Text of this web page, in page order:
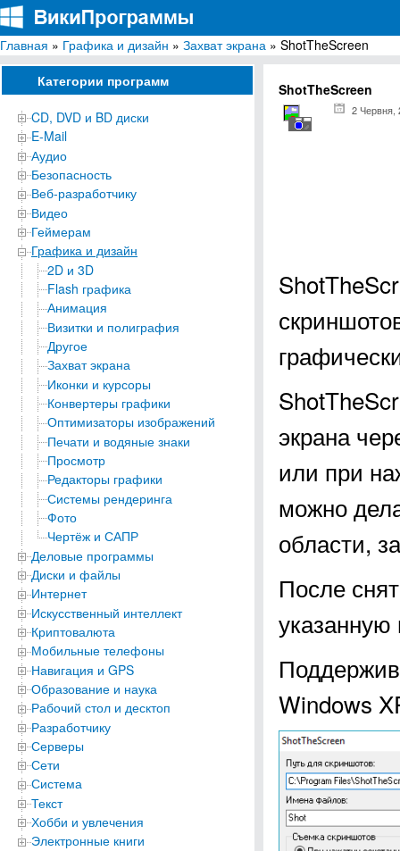
ВикиПрограммы
Энциклопедия бесплатных компьютерных программ для Windows
Главная » Графика и дизайн » Захват экрана » ShotTheScreen
Категории программ
CD, DVD и BD диски
E-Mail
Аудио
Безопасность
Веб-разработчику
Видео
Геймерам
Графика и дизайн
2D и 3D
Flash графика
Анимация
Визитки и полиграфия
Другое
Захват экрана
Иконки и курсоры
Конвертеры графики
Оптимизаторы изображений
Печати и водяные знаки
Просмотр
Редакторы графики
Системы рендеринга
Фото
Чертёж и САПР
Деловые программы
Диски и файлы
Интернет
Искусственный интеллект
Криптовалюта
Мобильные телефоны
Навигация и GPS
Образование и наука
Рабочий стол и десктоп
Разработчику
Серверы
Сети
Система
Текст
Хобби и увлечения
Электронные книги
ShotTheScreen
2 Червня,
экрана
или при
можно
области,
После
указанную
Windows